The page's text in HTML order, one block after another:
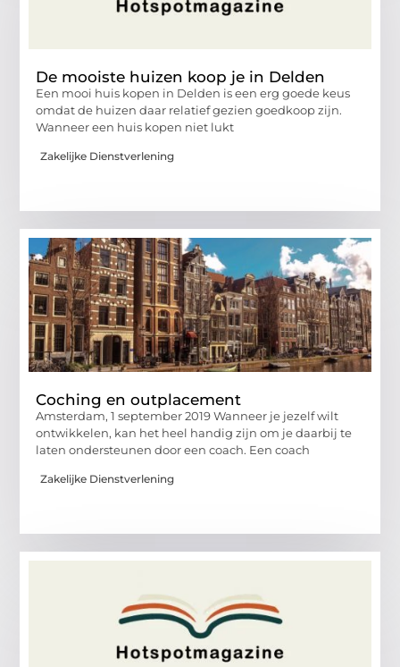
De mooiste huizen koop je in Delden
Een mooi huis kopen in Delden is een erg goede keus
omdat de huizen daar relatief gezien goedkoop zijn.
Wanneer een huis kopen niet lukt
Zakelijke Dienstverlening
Coching en outplacement
Amsterdam, 1 september 2019 Wanneer je jezelf wilt
ontwikkelen, kan het heel handig zijn om je daarbij te
laten ondersteunen door een coach. Een coach
Zakelijke Dienstverlening